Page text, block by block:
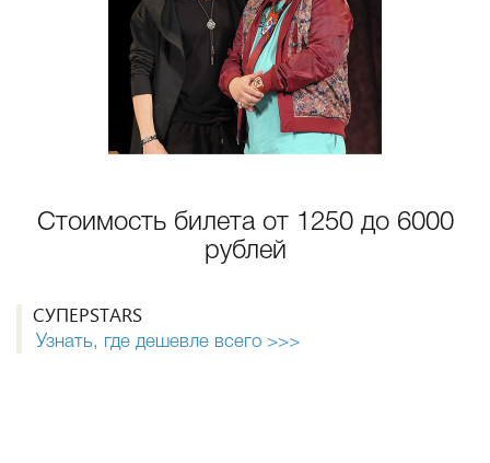
Стоимость билета от 1250 до 6000
рублей
СУПЕРSTARS
Узнать, где дешевле всего >>>